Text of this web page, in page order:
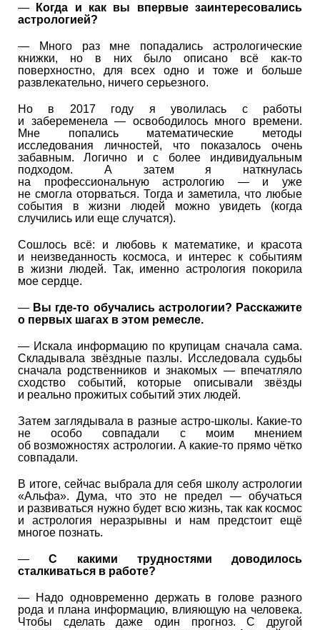
—
Когда и как вы впервые заинтересовались
астрологией?
— Много раз мне попадались астрологические
книжки, но в них было описано всё как-то
поверхностно, для всех одно и тоже и больше
развлекательно, ничего серьезного.
Но в 2017 году я уволилась с работы
и забеременела — освободилось много времени.
Мне попались математические методы
исследования личностей, что показалось очень
забавным. Логично и с более индивидуальным
подходом. А затем я наткнулась
на профессиональную астрологию — и уже
не смогла оторваться. Тогда и заметила, что любые
события в жизни людей можно увидеть (когда
случились или еще случатся).
Сошлось всё: и любовь к математике, и красота
и неизведанность космоса, и интерес к событиям
в жизни людей. Так, именно астрология покорила
мое сердце.
— Вы где-то обучались астрологии? Расскажите
о первых шагах в этом ремесле.
— Искала информацию по крупицам сначала сама.
Складывала звёздные пазлы. Исследовала судьбы
сначала родственников и знакомых — впечатляло
сходство событий, которые описывали звёзды
и реально прожитых событий этих людей.
Затем заглядывала в разные астро-школы. Какие-то
не особо совпадали с моим мнением
об возможностях астрологии. А какие-то прямо чётко
совпадали.
В итоге, сейчас выбрала для себя школу астрологии
«Альфа». Дума, что это не предел — обучаться
и развиваться нужно будет всю жизнь, так как космос
и астрология неразрывны и нам предстоит ещё
многое познать.
—С какими трудностями доводилось
сталкиваться в работе?
— Надо одновременно держать в голове разного
рода и плана информацию, влияющую на человека.
Чтобы сделать даже один прогноз. С другой